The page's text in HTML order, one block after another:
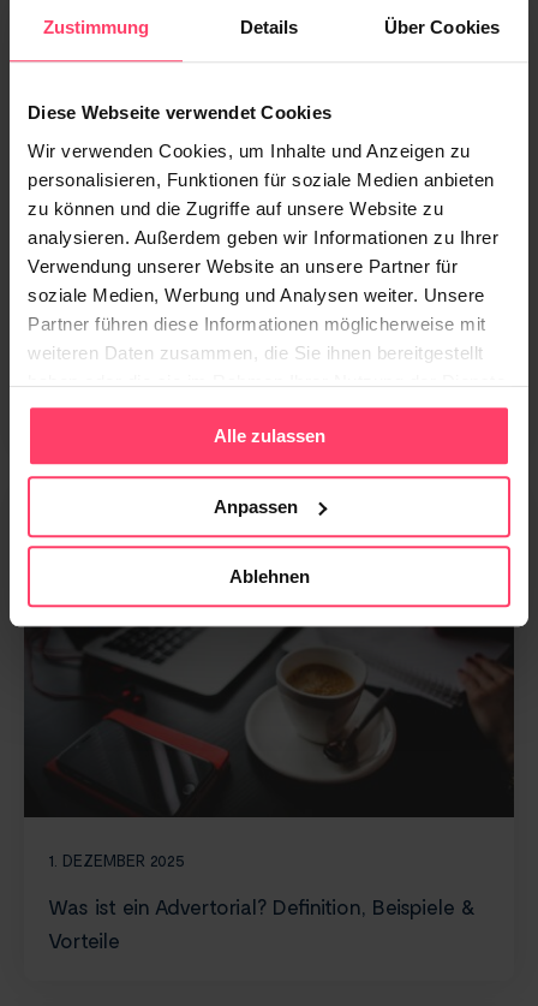
Zustimmung Details Über Cookies
Diese Webseite verwendet Cookies
Wir verwenden Cookies, um Inhalte und Anzeigen zu
personalisieren, Funktionen für soziale Medien anbieten
zu können und die Zugriffe auf unsere Website zu
analysieren. Außerdem geben wir Informationen zu Ihrer
Verwendung unserer Website an unsere Partner für
soziale Medien, Werbung und Analysen weiter. Unsere
Partner führen diese Informationen möglicherweise mit
weiteren Daten zusammen, die Sie ihnen bereitgestellt
haben oder die sie im Rahmen Ihrer Nutzung der Dienste
gesammelt haben.
Alle zulassen
Anpassen
Ablehnen
30. MAI 2026
Umfeldern, die wirklich gelesen werden
1. DEZEMBER 2025
Was ist ein Advertorial? Definition, Beispiele &
Vorteile